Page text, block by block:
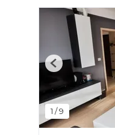
1 /9
Previous